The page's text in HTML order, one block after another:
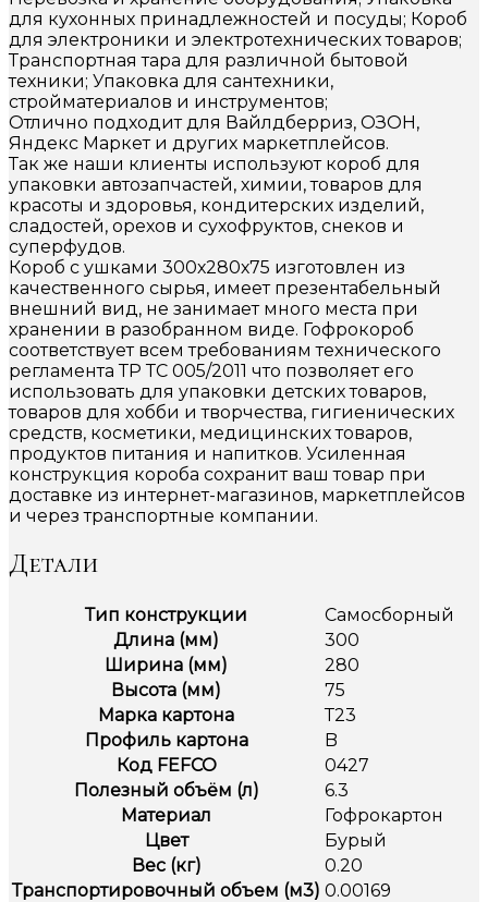
для кухонных принадлежностей и посуды; Короб
для электроники и электротехнических товаров;
Транспортная тара для различной бытовой
техники; Упаковка для сантехники,
стройматериалов и инструментов;
Отлично подходит для Вайлдберриз, ОЗОН,
Яндекс Маркет и других маркетплейсов.
Так же наши клиенты используют короб для
упаковки автозапчастей, химии, товаров для
красоты и здоровья, кондитерских изделий,
сладостей, орехов и сухофруктов, снеков и
суперфудов.
Короб с ушками 300х280х75 изготовлен из
качественного сырья, имеет презентабельный
внешний вид, не занимает много места при
хранении в разобранном виде. Гофрокороб
соответствует всем требованиям технического
регламента ТР ТС 005/2011 что позволяет его
использовать для упаковки детских товаров,
товаров для хобби и творчества, гигиенических
средств, косметики, медицинских товаров,
продуктов питания и напитков. Усиленная
конструкция короба сохранит ваш товар при
доставке из интернет-магазинов, маркетплейсов
и через транспортные компании.
Детали
Тип конструкции
Самосборный
Длина (мм)
300
Ширина (мм)
280
Высота (мм)
75
Марка картона
Т23
Профиль картона
B
Код FEFCO
0427
Полезный объём (л)
6.3
Материал
Гофрокартон
Цвет
Бурый
Вес (кг)
0.20
Транспортировочный объем (м3) 0.00169